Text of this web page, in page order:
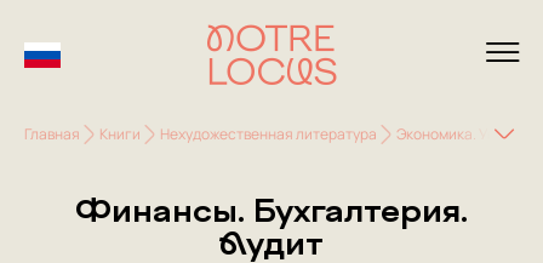
Главная Книги Нехудожественная литература Экономика.
Финансы. Бухгалтерия.
Аудит